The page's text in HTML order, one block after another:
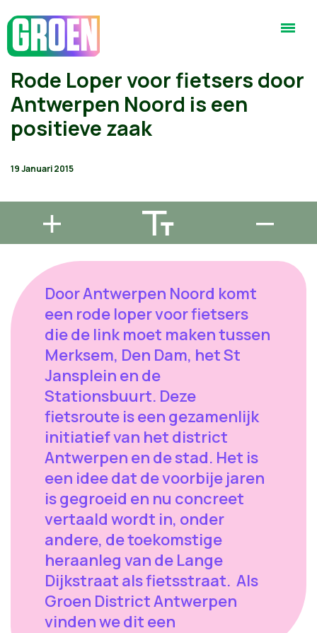
Rode Loper voor fietsers door
Antwerpen Noord is een
positieve zaak
19 Januari 2015
Door Antwerpen Noord komt
een rode loper voor fietsers
die de link moet maken tussen
Merksem, Den Dam, het St
Jansplein en de
Stationsbuurt. Deze
fietsroute is een gezamenlijk
initiatief van het district
Antwerpen en de stad. Het is
een idee dat de voorbije jaren
is gegroeid en nu concreet
vertaald wordt in, onder
andere, de toekomstige
heraanleg van de Lange
Dijkstraat als fietsstraat. Als
Groen District Antwerpen
vinden we dit een